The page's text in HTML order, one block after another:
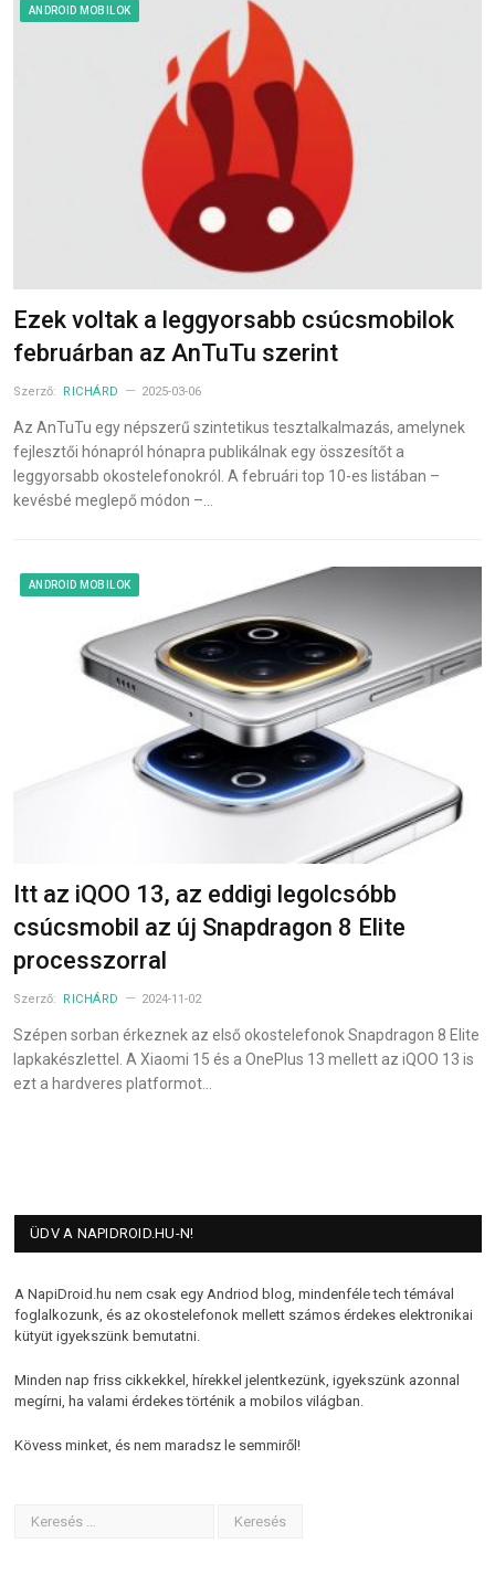
ANDROID MOBILOK
Ezek voltak a leggyorsabb csúcsmobilok
februárban az AnTuTu szerint
Szerző: RICHÁRD 2025-03-06
Az AnTuTu egy népszerű szintetikus tesztalkalmazás, amelynek
fejlesztői hónapról hónapra publikálnak egy összesítőt a
leggyorsabb okostelefonokról. A februári top 10-es listában –
kevésbé meglepő módon –…
ANDROID MOBILOK
Itt az iQOO 13, az eddigi legolcsóbb
csúcsmobil az új Snapdragon 8 Elite
processzorral
Szerző: RICHÁRD 2024-11-02
Szépen sorban érkeznek az első okostelefonok Snapdragon 8 Elite
lapkakészlettel. A Xiaomi 15 és a OnePlus 13 mellett az iQOO 13 is
ezt a hardveres platformot…
ÜDV A NAPIDROID.HU-N!
A NapiDroid.hu nem csak egy Andriod blog, mindenféle tech témával
foglalkozunk, és az okostelefonok mellett számos érdekes elektronikai
kütyüt igyekszünk bemutatni.
Minden nap friss cikkekkel, hírekkel jelentkezünk, igyekszünk azonnal
megírni, ha valami érdekes történik a mobilos világban.
Kövess minket, és nem maradsz le semmiről!